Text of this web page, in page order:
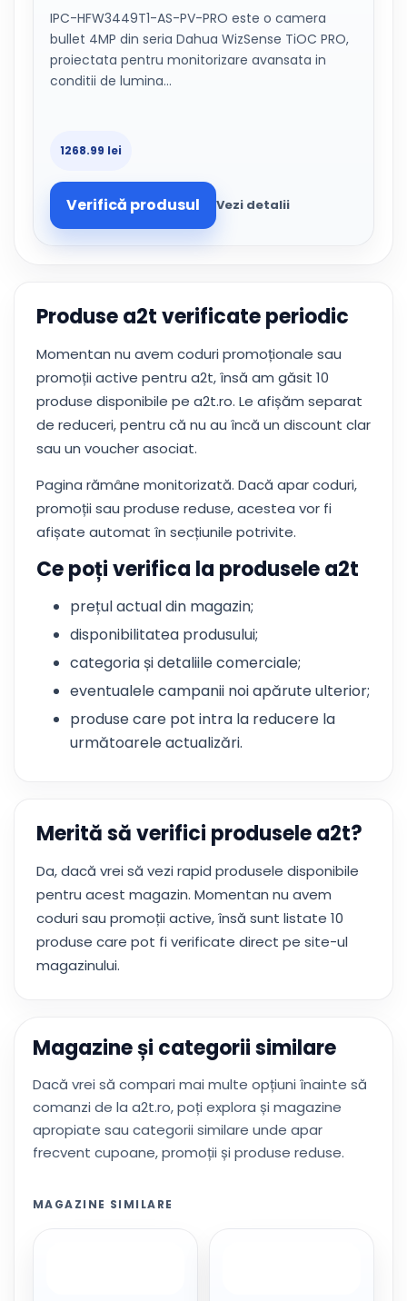
IPC-HFW3449T1-AS-PV-PRO este o camera
bullet 4MP din seria Dahua WizSense TiOC PRO,
proiectata pentru monitorizare avansata in
conditii de lumina…
1268.99 lei
Verifică produsul Vezi detalii
Produse a2t verificate periodic
Momentan nu avem coduri promoționale sau
promoții active pentru a2t, însă am găsit 10
produse disponibile pe a2t.ro. Le afișăm separat
de reduceri, pentru că nu au încă un discount clar
sau un voucher asociat.
Pagina rămâne monitorizată. Dacă apar coduri,
promoții sau produse reduse, acestea vor fi
afișate automat în secțiunile potrivite.
Ce poți verifica la produsele a2t
prețul actual din magazin;
disponibilitatea produsului;
categoria și detaliile comerciale;
eventualele campanii noi apărute ulterior;
produse care pot intra la reducere la
următoarele actualizări.
Merită să verifici produsele a2t?
Da, dacă vrei să vezi rapid produsele disponibile
pentru acest magazin. Momentan nu avem
coduri sau promoții active, însă sunt listate 10
produse care pot fi verificate direct pe site-ul
magazinului.
Magazine și categorii similare
Dacă vrei să compari mai multe opțiuni înainte să
comanzi de la a2t.ro, poți explora și magazine
apropiate sau categorii similare unde apar
frecvent cupoane, promoții și produse reduse.
MAGAZINE SIMILARE